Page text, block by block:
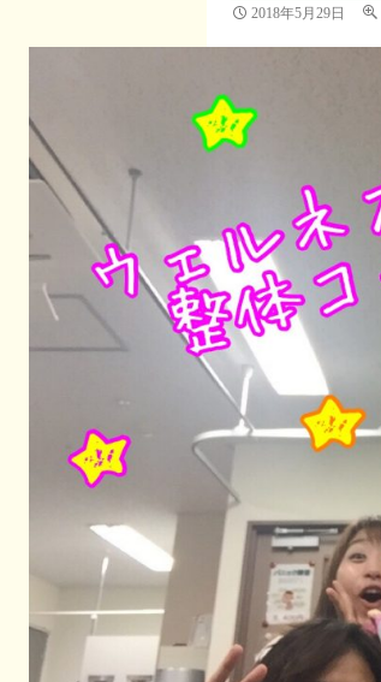
2018年5月29日